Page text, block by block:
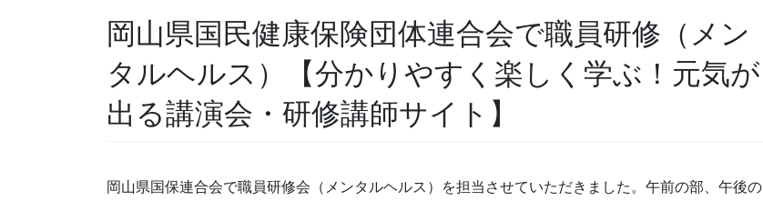
岡山県国民健康保険団体連合会で職員研修（メン
タルヘルス）【分かりやすく楽しく学ぶ！元気が
出る講演会・研修講師サイト】
岡山県国保連合会で職員研修会（メンタルヘルス）を担当させていただきました。午前の部、午後の